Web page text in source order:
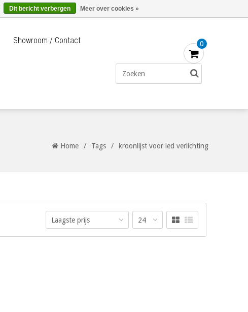
Merken Bestellen - €0,00
Showroom / Contact 0
Home / Tags / kroonlijst voor led verlichting
Laagste prijs 24
Dit bericht verbergen Meer over cookies »